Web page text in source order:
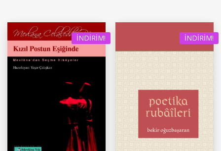
İNDIRIM! İNDIRIM!